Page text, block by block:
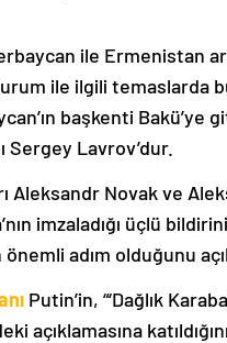
ile Ermenistan
ile ilgili temaslarda
başkenti Bakü’ye
Sergey Lavrov’dur.
Aleksandr Novak ve
imzaladığı üçlü
önemli adım olduğunu
Putin’in, “‘Dağlık
açıklamasına